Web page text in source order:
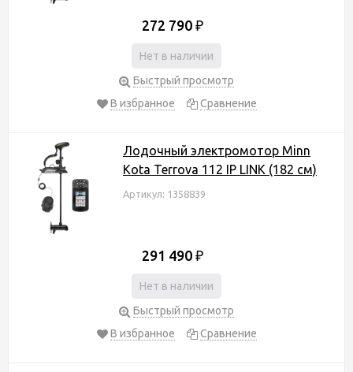
272 790 ₽
Нет в наличии
Быстрый просмотр
В избранное
Сравнение
Лодочный электромотор Minn
Kota Terrova 112 IP LINK (182 см)
Артикул: 1358839
291 490 ₽
Нет в наличии
Быстрый просмотр
В избранное
Сравнение